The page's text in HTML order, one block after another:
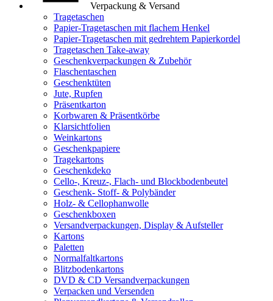
Verpackung & Versand
Tragetaschen
Papier-Tragetaschen mit flachem Henkel
Papier-Tragetaschen mit gedrehtem Papierkordel
Tragetaschen Take-away
Geschenkverpackungen & Zubehör
Flaschentaschen
Geschenktüten
Jute, Rupfen
Präsentkarton
Korbwaren & Präsentkörbe
Klarsichtfolien
Weinkartons
Geschenkpapiere
Tragekartons
Geschenkdeko
Cello-, Kreuz-, Flach- und Blockbodenbeutel
Geschenk- Stoff- & Polybänder
Holz- & Cellophanwolle
Geschenkboxen
Versandverpackungen, Display & Aufsteller
Kartons
Paletten
Normalfaltkartons
Blitzbodenkartons
DVD & CD Versandverpackungen
Verpacken und Versenden